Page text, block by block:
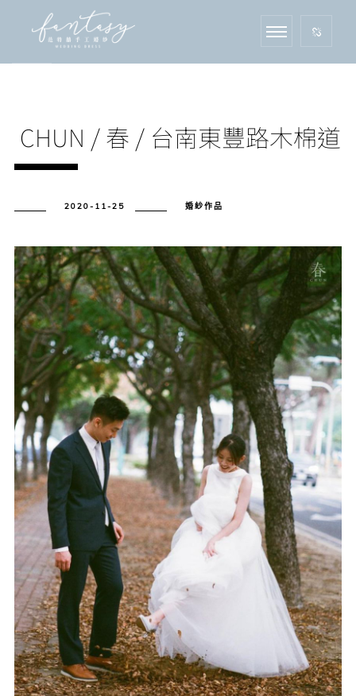
CHUN / 春 / 台南東豐路木棉道
2020-11-25 婚紗作品